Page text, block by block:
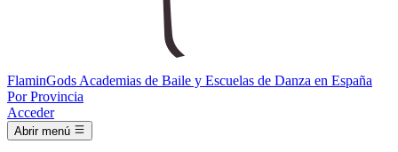
FlaminGods Academias de Baile y Escuelas de Danza en España
Por Provincia
Acceder
Abrir menú